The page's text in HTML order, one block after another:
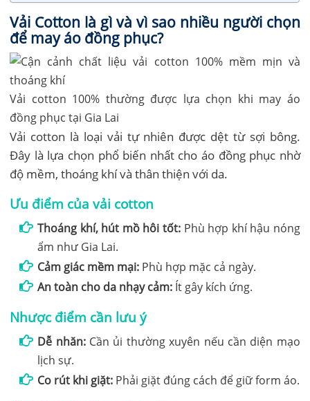
Vải Cotton là gì và vì sao nhiều người chọn
để may áo đồng phục?
Vải cotton 100% thường được lựa chọn khi may áo
đồng phục tại Gia Lai
Vải cotton là loại vải tự nhiên được dệt từ sợi bông.
Đây là lựa chọn phổ biến nhất cho áo đồng phục nhờ
độ mềm, thoáng khí và thân thiện với da.
Ưu điểm của vải cotton
Thoáng khí, hút mồ hôi tốt: Phù hợp khí hậu nóng
ẩm như Gia Lai.
Cảm giác mềm mại: Phù hợp mặc cả ngày.
An toàn cho da nhạy cảm: Ít gây kích ứng.
Nhược điểm cần lưu ý
Dễ nhăn:Cần ủi thường xuyên nếu cần diện mạo
lịch sự.
Co rút khi giặt: Phải giặt đúng cách để giữ form áo.